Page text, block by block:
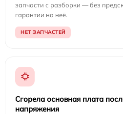
запчасти с разборки — без
гарантии на неё.
НЕТ ЗАПЧАСТЕЙ
Сгорела основная плата
напряжения